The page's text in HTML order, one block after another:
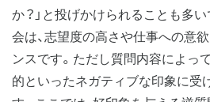
か？」と投げかけられることも多
会は、志望度の高さや仕事への意
ンスです。ただし質問内容によっ
的といったネガティブな印象に受